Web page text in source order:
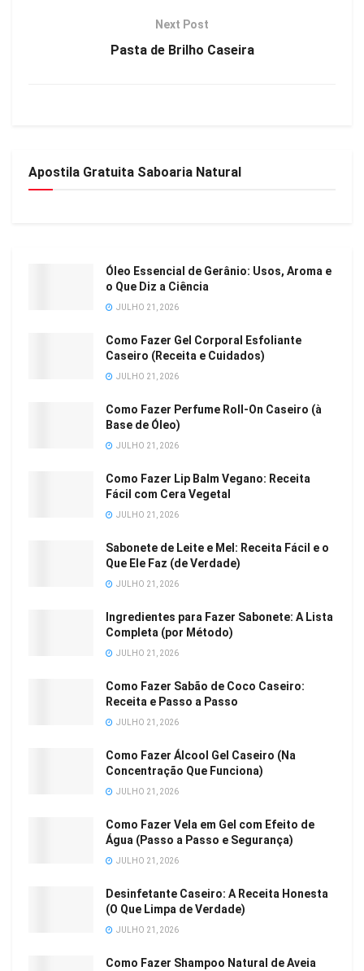
Next Post
Pasta de Brilho Caseira
Apostila Gratuita Saboaria Natural
Óleo Essencial de Gerânio: Usos, Aroma e
o Que Diz a Ciência
JULHO 21, 2026
Como Fazer Gel Corporal Esfoliante
Caseiro (Receita e Cuidados)
JULHO 21, 2026
Como Fazer Perfume Roll-On Caseiro (à
Base de Óleo)
JULHO 21, 2026
Como Fazer Lip Balm Vegano: Receita
Fácil com Cera Vegetal
JULHO 21, 2026
Sabonete de Leite e Mel: Receita Fácil e o
Que Ele Faz (de Verdade)
JULHO 21, 2026
Ingredientes para Fazer Sabonete: A Lista
Completa (por Método)
JULHO 21, 2026
Como Fazer Sabão de Coco Caseiro:
Receita e Passo a Passo
JULHO 21, 2026
Como Fazer Álcool Gel Caseiro (Na
Concentração Que Funciona)
JULHO 21, 2026
Como Fazer Vela em Gel com Efeito de
Água (Passo a Passo e Segurança)
JULHO 21, 2026
Desinfetante Caseiro: A Receita Honesta
(O Que Limpa de Verdade)
JULHO 21, 2026
Como Fazer Shampoo Natural de Aveia